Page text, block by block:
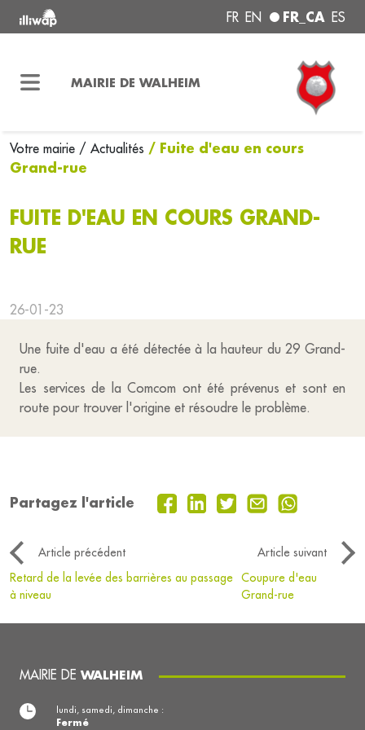
FR EN FR_CA ES
MAIRIE DE WALHEIM
Votre mairie / Actualités / Fuite d'eau en cours
Grand-rue
FUITE D'EAU EN COURS GRAND-
RUE
26-01-23
Une fuite d'eau a été détectée à la hauteur du 29 Grand-
rue.
Les services de la Comcom ont été prévenus et sont en
route pour trouver l'origine et résoudre le problème.
Partagez l'article
Article précédent
Article suivant
Retard de la levée des barrières au passage
à niveau
Coupure d'eau
Grand-rue
MAIRIE DE WALHEIM
lundi, samedi, dimanche :
Fermé